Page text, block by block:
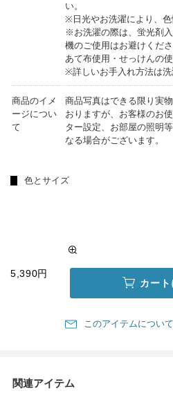
い。
※日光やお洗濯により、色
※お洗濯の際は、蛍光剤
機のご使用はお避けくだ
あて布使用・せっけんの
※詳しいお手入れ方法は洗
商品のイメ
ージについ
て
商品写真はできる限り実
おりますが、お客様のお
ター設定、お部屋の照明
なる場合がございます。
色とサイズ
5,390円
カー
このアイテムについ
関連アイテム